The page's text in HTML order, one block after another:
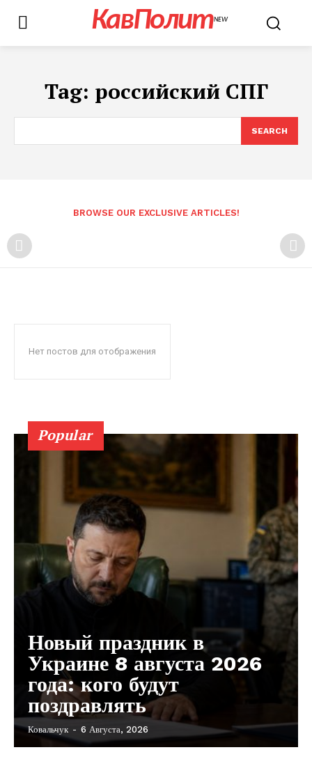
КавПолитNEW
Tag: российский СПГ
SEARCH
BROWSE OUR EXCLUSIVE ARTICLES!
Нет постов для отображения
Popular
Новый праздник в
Украине 8 августа 2026
года: кого будут
поздравлять
Ковальчук - 6 Августа, 2026